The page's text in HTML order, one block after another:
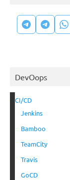
DevOops
CI/CD
Jenkins
Bamboo
TeamCity
Travis
GoCD